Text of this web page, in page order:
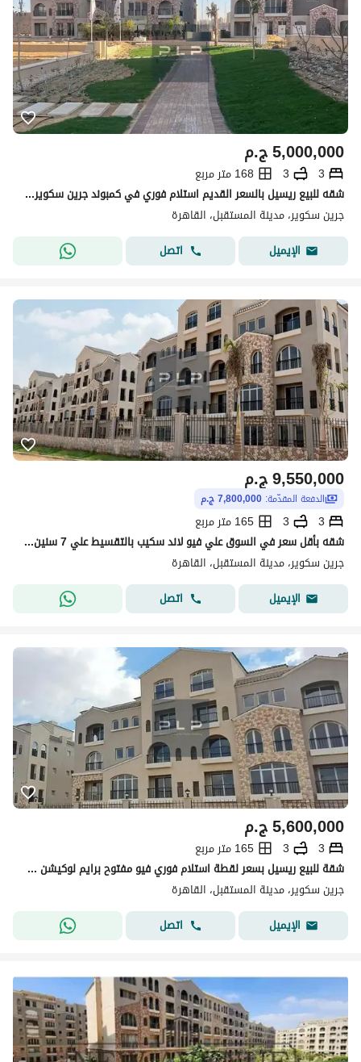
ج.م5,000,000
3
3
168 متر مربع
شقه للبيع ريسيل بالسعر القديم استلام فوري في كمبوند جرين سكوير - المستقبل سيتي green square
جرين سكوير، مدينة المستقبل، القاهرة
الإيميل
اتصل
ج.م9,550,000
الدفعة المقدّمة: 7,800,000 ج.م
3
3
165 متر مربع
شقه بأقل سعر في السوق علي فيو لاند سكيب بالتقسيط علي 7 سنين في كمبوند جرين سكوير المستقبل
جرين سكوير، مدينة المستقبل، القاهرة
الإيميل
اتصل
ج.م5,600,000
3
3
165 متر مربع
شقة للبيع ريسيل بسعر لقطة استلام فوري فيو مفتوح برايم لوكيشن في كمبوند جرين سكوير - الاهلي صبور
جرين سكوير، مدينة المستقبل، القاهرة
الإيميل
اتصل